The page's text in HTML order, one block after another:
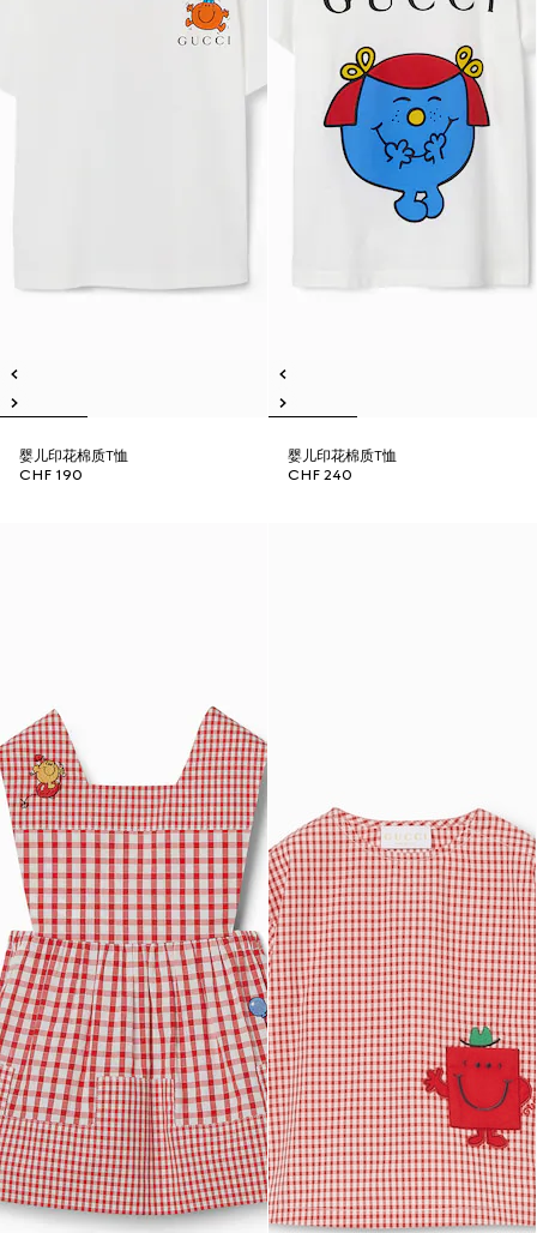
婴儿印花棉质T恤
CHF 190
婴儿印花棉质T恤
CHF 240